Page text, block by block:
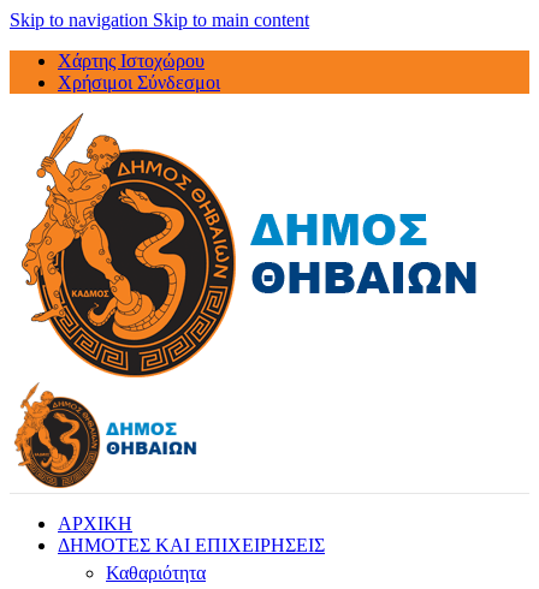
Skip to navigation Skip to main content
Χάρτης Ιστοχώρου
Χρήσιμοι Σύνδεσμοι
ΑΡΧΙΚΗ
ΔΗΜΟΤΕΣ ΚΑΙ ΕΠΙΧΕΙΡΗΣΕΙΣ
Καθαριότητα